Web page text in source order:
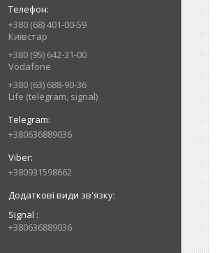
+380 (68) 401-00-59
Київстар
+380 (95) 642-31-00
Vodafone
+380 (63) 688-90-36
Life (telegram, signal)
+380636889036
+380931598662
Signal
+380636889036